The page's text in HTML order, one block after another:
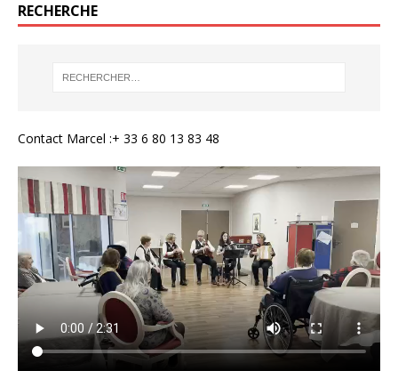
RECHERCHE
Contact Marcel :+ 33 6 80 13 83 48